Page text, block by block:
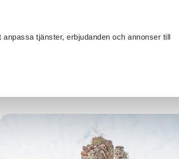
tjänster, erbjudanden och annonser till